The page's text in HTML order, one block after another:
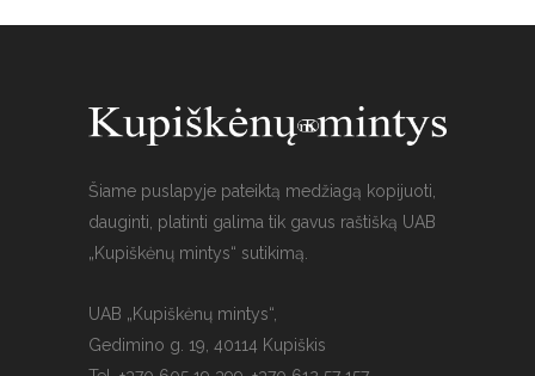
Šiame puslapyje pateiktą medžiagą kopijuoti,
dauginti, platinti galima tik gavus raštišką UAB
„Kupiškėnų mintys“ sutikimą.
UAB „Kupiškėnų mintys“,
Gedimino g. 19, 40114 Kupiškis